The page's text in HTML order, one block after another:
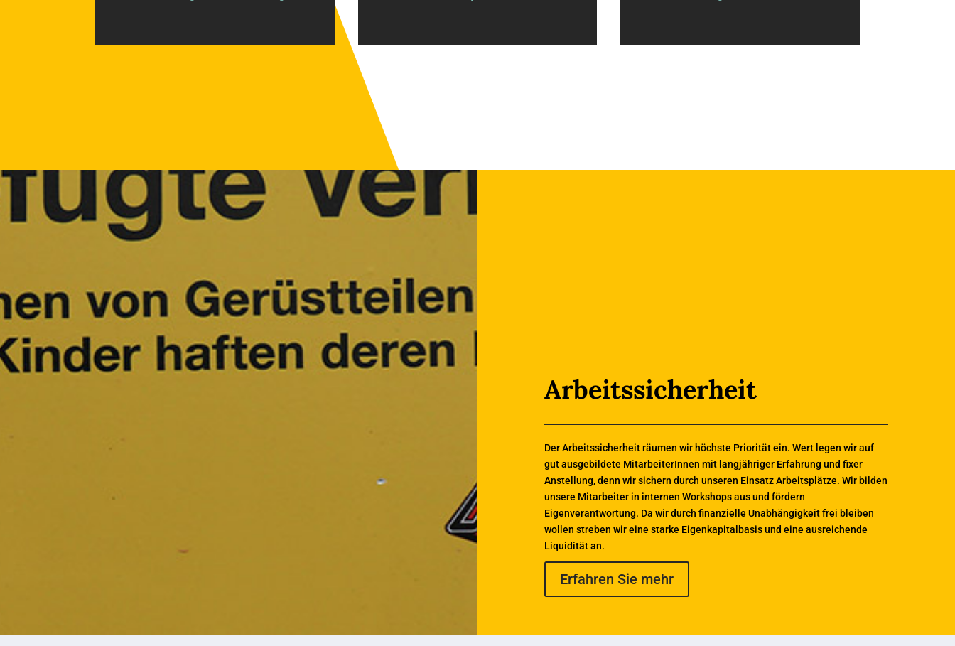
Arbeitssicherheit
Der Arbeitssicherheit räumen wir höchste Priorität ein. Wert legen wir auf
gut ausgebildete MitarbeiterInnen mit langjähriger Erfahrung und fixer
Anstellung, denn wir sichern durch unseren Einsatz Arbeitsplätze. Wir bilden
unsere Mitarbeiter in internen Workshops aus und fördern
Eigenverantwortung. Da wir durch finanzielle Unabhängigkeit frei bleiben
wollen streben wir eine starke Eigenkapitalbasis und eine ausreichende
Liquidität an.
Erfahren Sie mehr